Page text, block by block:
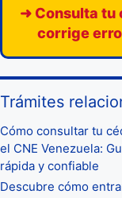
➜ Consulta tu
corrige
Trámites
Cómo consultar tu
el CNE Venezuela:
rápida y confiable
Descubre cómo